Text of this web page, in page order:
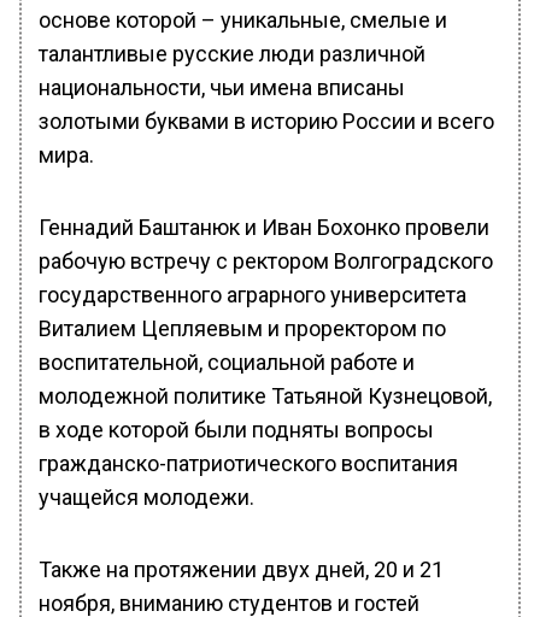
основе которой – уникальные, смелые и
талантливые русские люди различной
национальности, чьи имена вписаны
золотыми буквами в историю России и всего
мира.
Геннадий Баштанюк и Иван Бохонко провели
рабочую встречу с ректором Волгоградского
государственного аграрного университета
Виталием Цепляевым и проректором по
воспитательной, социальной работе и
молодежной политике Татьяной Кузнецовой,
в ходе которой были подняты вопросы
гражданско-патриотического воспитания
учащейся молодежи.
Также на протяжении двух дней, 20 и 21
ноября, вниманию студентов и гостей